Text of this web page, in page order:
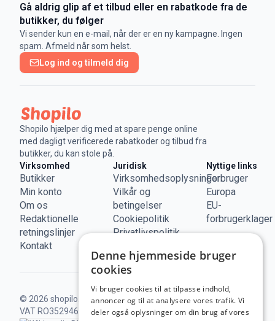
Gå aldrig glip af et tilbud eller en rabatkode fra de
butikker, du følger
Vi sender kun en e-mail, når der er en ny kampagne. Ingen
spam. Afmeld når som helst.
Log ind og tilmeld dig
Shopilo hjælper dig med at spare penge online
med dagligt verificerede rabatkoder og tilbud fra
butikker, du kan stole på.
Virksomhed
Butikker
Min konto
Om os
Redaktionelle
retningslinjer
Kontakt
Juridisk
Virksomhedsoplysninger
Vilkår og
betingelser
Cookiepolitik
Privatlivspolitik
Nyttige links
Forbruger
Europa
EU-
forbrugerklager
© 2026 shopilo.dk.Drevet af DontPayFull SRL |
VAT RO35294618. Alle rettigheder forbeholdes.
Denne hjemmeside bruger
cookies
Vi bruger cookies til at tilpasse indhold,
annoncer og til at analysere vores trafik. Vi
deler også oplysninger om din brug af vores